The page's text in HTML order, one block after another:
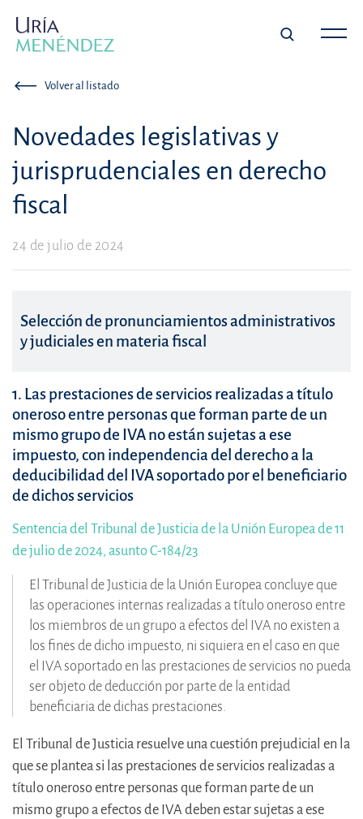
Volver al listado
Novedades legislativas y
jurisprudenciales en derecho
fiscal
24 de julio de 2024
Selección de pronunciamientos administrativos
y judiciales en materia fiscal
1. Las prestaciones de servicios realizadas a título
oneroso entre personas que forman parte de un
mismo grupo de IVA no están sujetas a ese
impuesto, con independencia del derecho a la
deducibilidad del IVA soportado por el beneficiario
de dichos servicios
Sentencia del Tribunal de Justicia de la Unión Europea de 11
de julio de 2024, asunto C-184/23
El Tribunal de Justicia de la Unión Europea concluye que
las operaciones internas realizadas a título oneroso entre
los miembros de un grupo a efectos del IVA no existen a
los fines de dicho impuesto, ni siquiera en el caso en que
el IVA soportado en las prestaciones de servicios no pueda
ser objeto de deducción por parte de la entidad
beneficiaria de dichas prestaciones.
El Tribunal de Justicia resuelve una cuestión prejudicial en la
que se plantea si las prestaciones de servicios realizadas a
título oneroso entre personas que forman parte de un
mismo grupo a efectos de IVA deben estar sujetas a ese